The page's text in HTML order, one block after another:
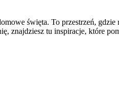
święta. To przestrzeń,
znajdziesz tu inspiracje, które